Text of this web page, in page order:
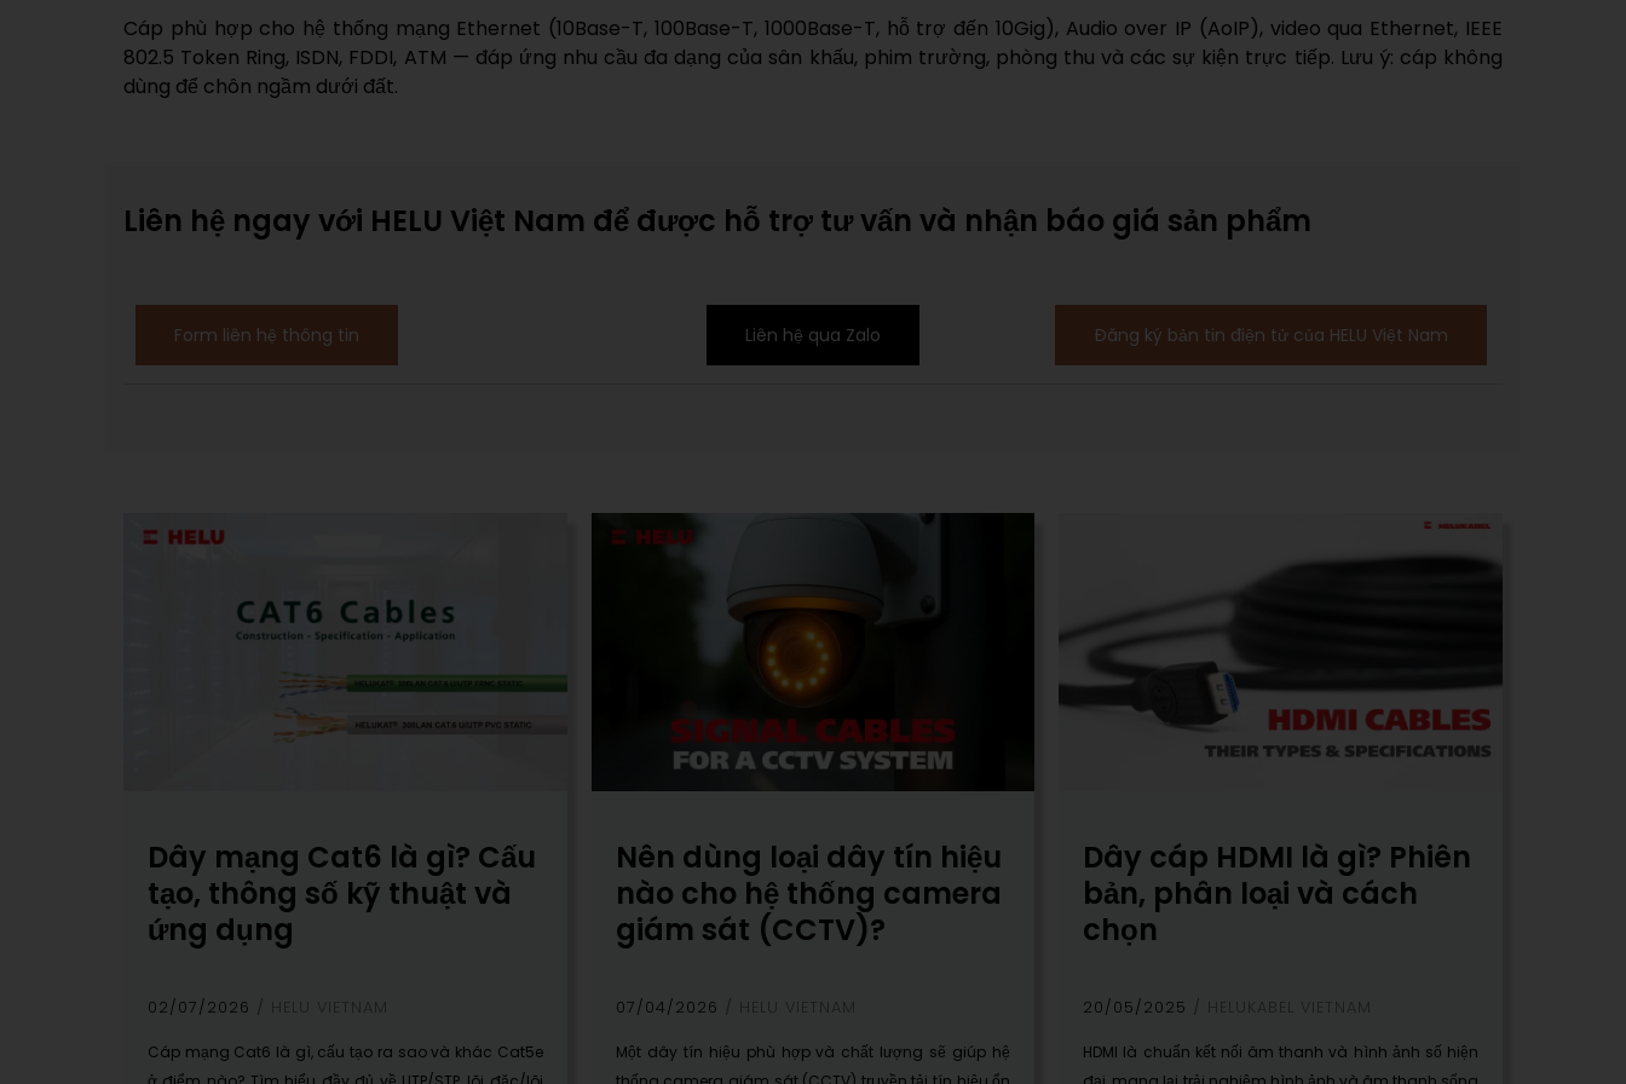
Cáp phù hợp cho hệ thống mạng Ethernet (10Base-T, 100Base-T, 1000Base-T, hỗ trợ đến 10Gig), Audio over IP (AoIP), video qua Ethernet, IEEE
802.5 Token Ring, ISDN, FDDI, ATM — đáp ứng nhu cầu đa dạng của sân khấu, phim trường, phòng thu và các sự kiện trực tiếp. Lưu ý: cáp không
dùng để chôn ngầm dưới đất.
Liên hệ ngay với HELU Việt Nam để được hỗ trợ tư vấn và nhận báo giá sản phẩm
Form liên hệ thông tin Liên hệ qua Zalo Đăng ký bản tin điện tử của HELU Việt Nam
Dây mạng Cat6 là gì? Cấu
tạo, thông số kỹ thuật và
ứng dụng
02/07/2026 HELU VIETNAM
Cáp mạng Cat6 là gì, cấu tạo ra sao và khác Cat5e
Nên dùng loại dây tín hiệu
nào cho hệ thống camera
giám sát (CCTV)?
07/04/2026 HELU VIETNAM
Một dây tín hiệu phù hợp và chất lượng sẽ giúp hệ
Dây cáp HDMI là gì? Phiên
bản, phân loại và cách
chọn
20/05/2025 HELUKABEL VIETNAM
HDMI là chuẩn kết nối âm thanh và hình ảnh số hiện